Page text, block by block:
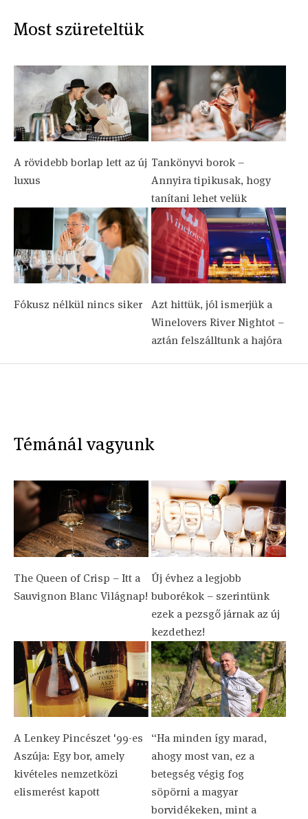
Most szüreteltük
A rövidebb borlap lett az új
luxus
Tankönyvi borok –
Annyira tipikusak, hogy
tanítani lehet velük
Fókusz nélkül nincs siker
Azt hittük, jól ismerjük a
Winelovers River Nightot –
aztán felszálltunk a hajóra
Témánál vagyunk
The Queen of Crisp – Itt a
Sauvignon Blanc Világnap!
Új évhez a legjobb
buborékok – szerintünk
ezek a pezsgő járnak az új
kezdethez!
A Lenkey Pincészet '99-es
Aszúja: Egy bor, amely
kivételes nemzetközi
elismerést kapott
“Ha minden így marad,
ahogy most van, ez a
betegség végig fog
söpörni a magyar
borvidékeken, mint a